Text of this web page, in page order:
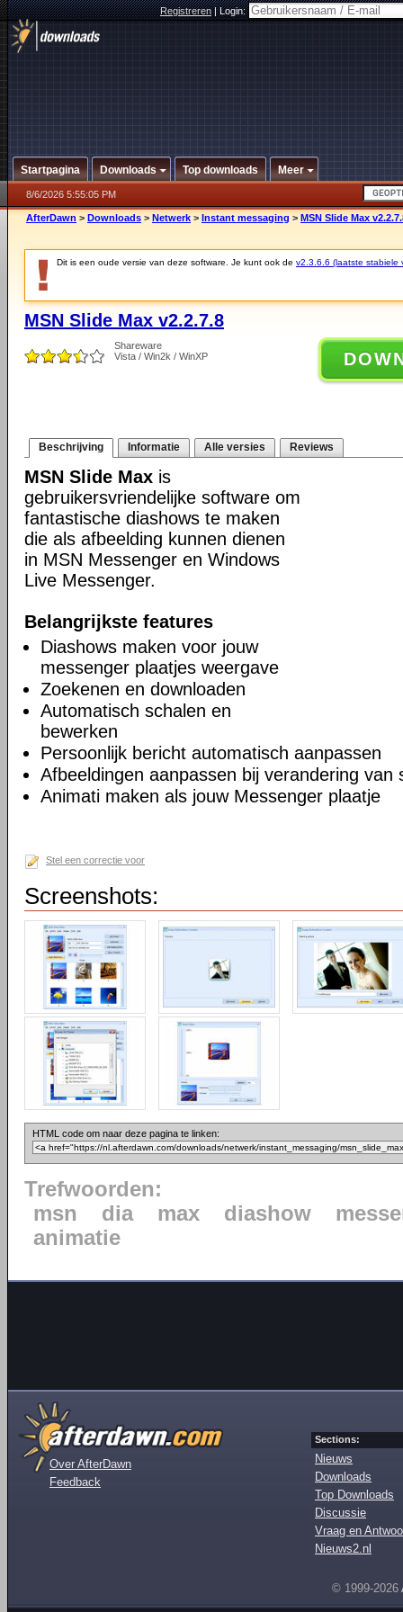
Registreren|Login:
Startpagina Downloads Top downloads Meer
8/6/2026 5:55:05 PM
AfterDawn > Downloads > Netwerk > Instant messaging > MSN Slide Max
Dit is een oude versie van deze software. Je kunt ook de v2.3.6.6 (laatste stabiele
MSN Slide Max v2.2.7.8
Shareware
Vista / Win2k / WinXP
Beschrijving Informatie Alle versies Reviews
MSN Slide Max is
gebruikersvriendelijke software om
fantastische diashows te maken
die als afbeelding kunnen dienen
in MSN Messenger en Windows
Live Messenger.
Belangrijkste features
Diashows maken voor jouw
messenger plaatjes weergave
Zoekenen en downloaden
Automatisch schalen en
bewerken
Persoonlijk bericht automatisch aanpassen
Afbeeldingen aanpassen bij verandering van
Animati maken als jouw Messenger plaatje
Stel een correctie voor
Screenshots:
HTML code om naar deze pagina te linken:
Trefwoorden:
msn
dia max diashow
animatie
Over AfterDawn
Feedback
Sections:
Nieuws
Downloads
Top Downloads
Discussie
Vraag en
Nieuws2.nl
© 1999-2026